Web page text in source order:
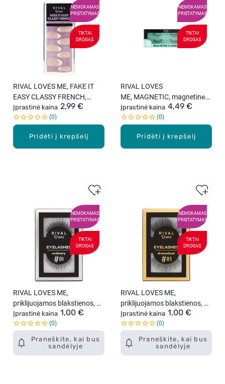
NEMOKAMAS
PRISTATYMAS
TIKTAI
DROGAS
Pridėti į krepšelį
RIVAL LOVES ME, FAKE IT
EASY CLASSY FRENCH,
dirbtiniai nagai, 24 vnt.
Įprastinė kaina 2,99 €
0
NEMOKAMAS
PRISTATYMAS
TIKTAI
DROGAS
Pridėti į krepšelį
RIVAL LOVES
ME, MAGNETIC, magnetinės
blakstienos, 1 pora
Įprastinė kaina 4,49 €
0
NEMOKAMAS
PRISTATYMAS
TIKTAI
DROGAS
Praneškite, kai bus
sandėlyje
RIVAL LOVES ME,
priklijuojamos blakstienos, 01
Ordinary, 1 vnt.
Įprastinė kaina 1,00 €
0
NEMOKAMAS
PRISTATYMAS
TIKTAI
DROGAS
Praneškite, kai bus
sandėlyje
RIVAL LOVES ME,
priklijuojamos blakstienos, 03
Dramatical, 1 vnt.
Įprastinė kaina 1,00 €
0